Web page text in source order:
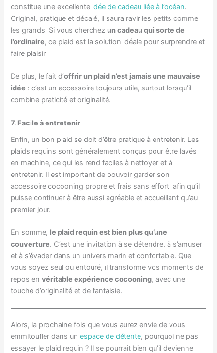
constitue une excellente idée de cadeau liée à l’océan.
Original, pratique et décalé, il saura ravir les petits comme
les grands. Si vous cherchez un cadeau qui sorte de
l’ordinaire, ce plaid est la solution idéale pour surprendre et
faire plaisir.
De plus, le fait d’offrir un plaid n’est jamais une mauvaise
idée : c’est un accessoire toujours utile, surtout lorsqu’il
combine praticité et originalité.
7. Facile à entretenir
Enfin, un bon plaid se doit d’être pratique à entretenir. Les
plaids requins sont généralement conçus pour être lavés
en machine, ce qui les rend faciles à nettoyer et à
entretenir. Il est important de pouvoir garder son
accessoire cocooning propre et frais sans effort, afin qu’il
puisse continuer à être aussi agréable et accueillant qu’au
premier jour.
En somme, le plaid requin est bien plus qu’une
couverture. C’est une invitation à se détendre, à s’amuser
et à s’évader dans un univers marin et confortable. Que
vous soyez seul ou entouré, il transforme vos moments de
repos envéritable expérience cocooning, avec une
touche d’originalité et de fantaisie.
Alors, la prochaine fois que vous aurez envie de vous
emmitoufler dans unespace de détente, pourquoi ne pas
essayer le plaid requin ? Il se pourrait bien qu’il devienne